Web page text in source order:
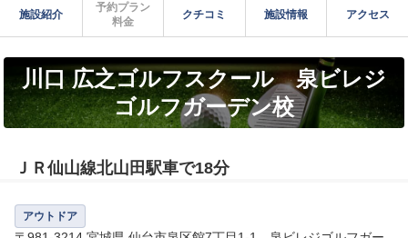
施設紹介
予約プラン
料金
クチコミ 施設情報 アクセス
川口 広之ゴルフスクール 泉ビレジ
ゴルフガーデン校
ＪＲ仙山線北山田駅車で18分
アウトドア